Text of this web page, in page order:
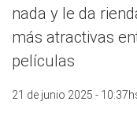
nada y le da
más atractivas
películas
21 de junio 2025 -